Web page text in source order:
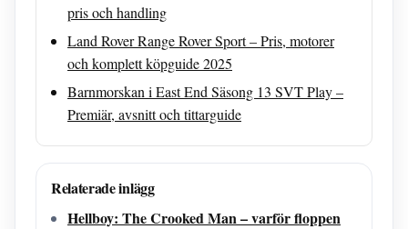
pris och handling
Land Rover Range Rover Sport – Pris, motorer
och komplett köpguide 2025
Barnmorskan i East End Säsong 13 SVT Play –
Premiär, avsnitt och tittarguide
Relaterade inlägg
Hellboy: The Crooked Man – varför floppen